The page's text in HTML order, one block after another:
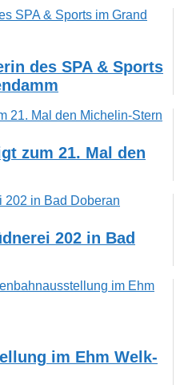
des SPA & Sports
zum 21. Mal den
202 in Bad
im Ehm Welk-